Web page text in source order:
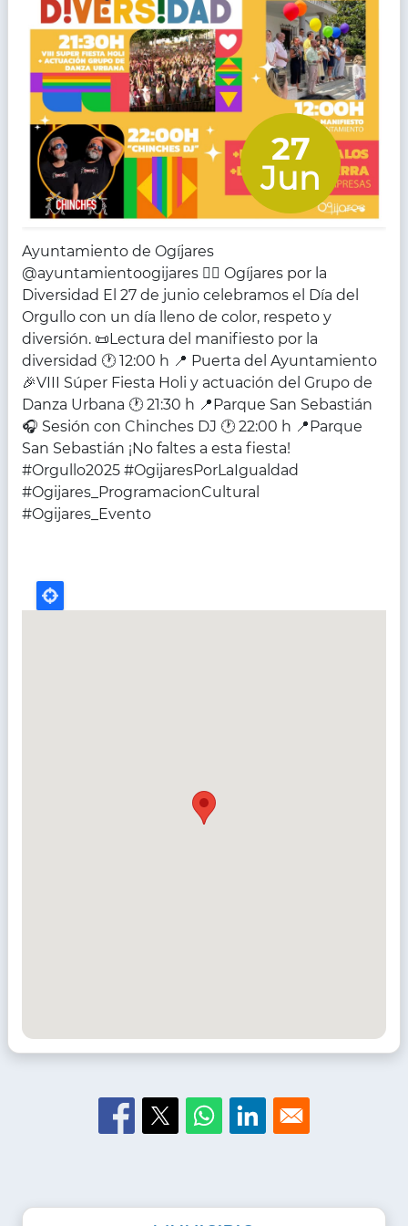
27
Jun
Ayuntamiento de Ogíjares
@ayuntamientoogijares 🏳️‍🌈 Ogíjares por la
Diversidad El 27 de junio celebramos el Día del
Orgullo con un día lleno de color, respeto y
diversión. 📜Lectura del manifiesto por la
diversidad 🕐 12:00 h 📍 Puerta del Ayuntamiento
🎉VIII Súper Fiesta Holi y actuación del Grupo de
Danza Urbana 🕐 21:30 h 📍Parque San Sebastián
🎧 Sesión con Chinches DJ 🕐 22:00 h 📍Parque
San Sebastián ¡No faltes a esta fiesta!
#Orgullo2025 #OgijaresPorLaIgualdad
#Ogijares_ProgramacionCultural
#Ogijares_Evento